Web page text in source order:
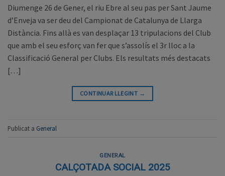
Diumenge 26 de Gener, el riu Ebre al seu pas per Sant Jaume
d’Enveja va ser deu del Campionat de Catalunya de Llarga
Distància. Fins allà es van desplaçar 13 tripulacions del Club
que amb el seu esforç van fer que s’assolís el 3r lloc a la
Classificació General per Clubs. Els resultats més destacats
[…]
CONTINUAR LLEGINT →
Publicat a General
GENERAL
CALÇOTADA SOCIAL 2025